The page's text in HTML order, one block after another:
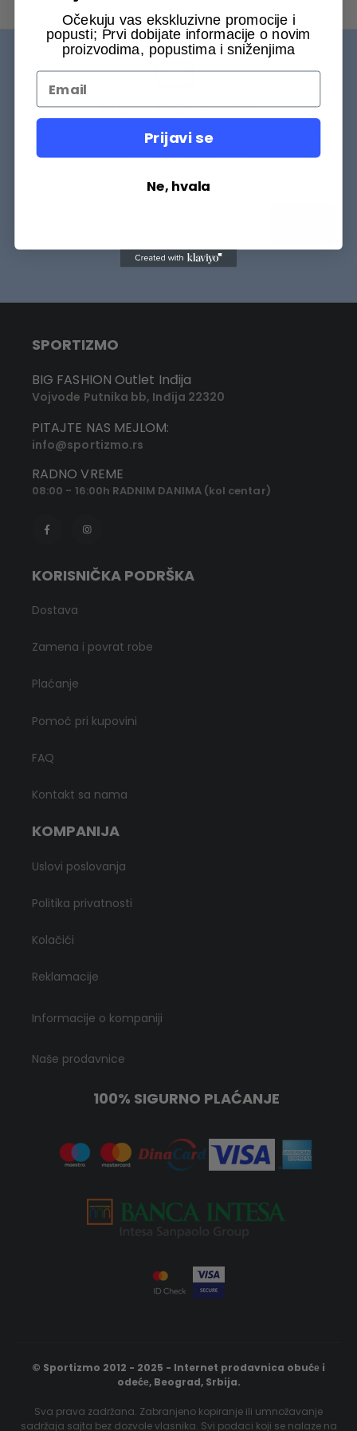
BUDITE MEĐU PRVIMA
Budite među prvih 75000+ Sportizmovaca da saznate šta
je novo na našem sajtu.
SPORTIZMO
BIG FASHION Outlet Inđija
Vojvode Putnika bb, Inđija 22320
PITAJTE NAS MEJLOM:
info@sportizmo.rs
RADNO VREME
08:00 - 16:00h RADNIM DANIMA (kol centar)
KORISNIČKA PODRŠKA
Dostava
Zamena i povrat robe
Plaćanje
Pomoć pri kupovini
FAQ
Kontakt sa nama
KOMPANIJA
Uslovi poslovanja
Politika privatnosti
Kolačići
Reklamacije
Informacije o kompaniji
Naše prodavnice
100% SIGURNO PLAĆANJE
© Sportizmo 2012 - 2025 - Internet prodavnica obućе i
odećе, Beograd, Srbija.
Sva prava zadržana. Zabranjeno kopiranje ili umnožavanje
sadržaja sajta bez dozvole vlasnika. Svi podaci koji se nalaze na
Očekuju vas ekskluzivne promocije i
popusti; Prvi dobijate informacije o novim
proizvodima, popustima i sniženjima
Prijavi se
Ne, hvala